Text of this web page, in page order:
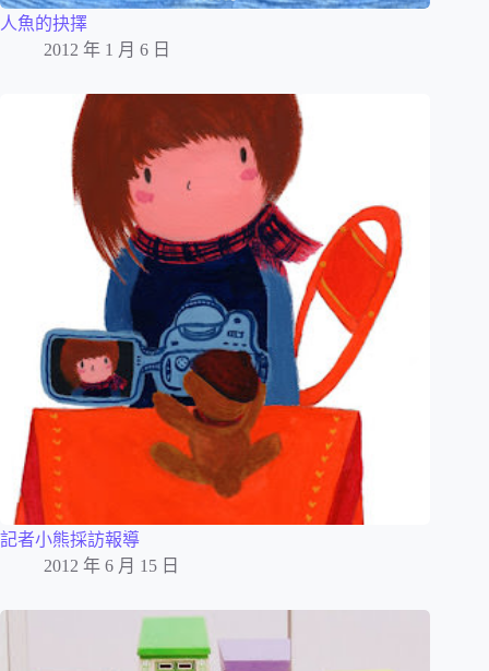
人魚的抉擇
2012 年 1 月 6 日
記者小熊採訪報導
2012 年 6 月 15 日